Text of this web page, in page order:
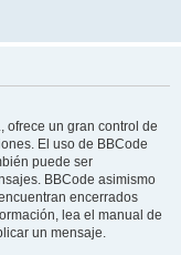
ofrece un gran control de
El uso de BBCode
puede ser
BBCode asimismo
encerrados
lea el manual de
un mensaje.